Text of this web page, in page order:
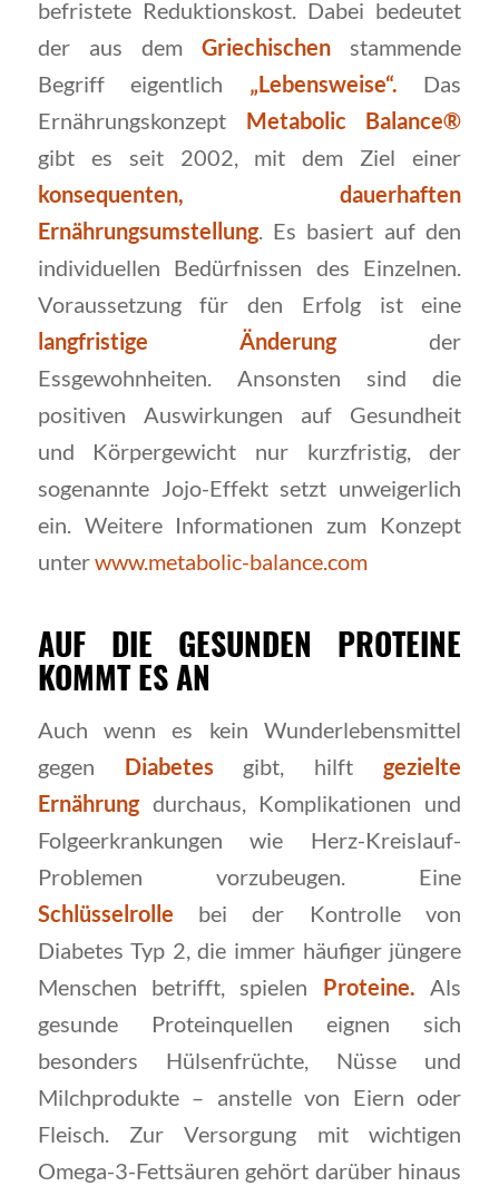
befristete Reduktionskost. Dabei bedeutet
der aus demGriechischen stammende
Begriff eigentlich „Lebensweise“. Das
Ernährungskonzept Metabolic Balance®
gibt es seit 2002, mit dem Ziel einer
konsequenten, dauerhaften
Ernährungsumstellung. Es basiert auf den
individuellen Bedürfnissen des Einzelnen.
Voraussetzung für den Erfolg ist eine
langfristige Änderungder
Essgewohnheiten. Ansonsten sind die
positiven Auswirkungen auf Gesundheit
und Körpergewicht nur kurzfristig, der
sogenannte Jojo-Effekt setzt unweigerlich
ein. Weitere Informationen zum Konzept
unterwww.metabolic-balance.com
AUF DIE GESUNDEN PROTEINE
KOMMT ES AN
Auch wenn es kein Wunderlebensmittel
gegen Diabetes gibt, hilftgezielte
Ernährungdurchaus, Komplikationen und
Folgeerkrankungen wie Herz-Kreislauf-
Problemen vorzubeugen. Eine
Schlüsselrolle bei der Kontrolle von
Diabetes Typ 2, die immer häufiger jüngere
Menschen betrifft, spielen Proteine.Als
gesunde Proteinquellen eignen sich
besonders Hülsenfrüchte, Nüsse und
Milchprodukte – anstelle von Eiern oder
Fleisch. Zur Versorgung mit wichtigen
Omega-3-Fettsäuren gehört darüber hinaus